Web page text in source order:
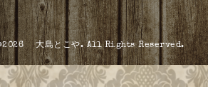
大島とこや. All Rights Reserved.